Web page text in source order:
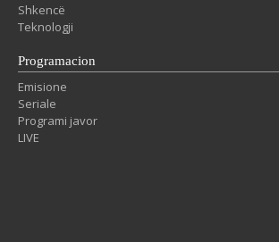
Shkencë
Teknologji
Programacion
Emisione
Seriale
Programi javor
LIVE